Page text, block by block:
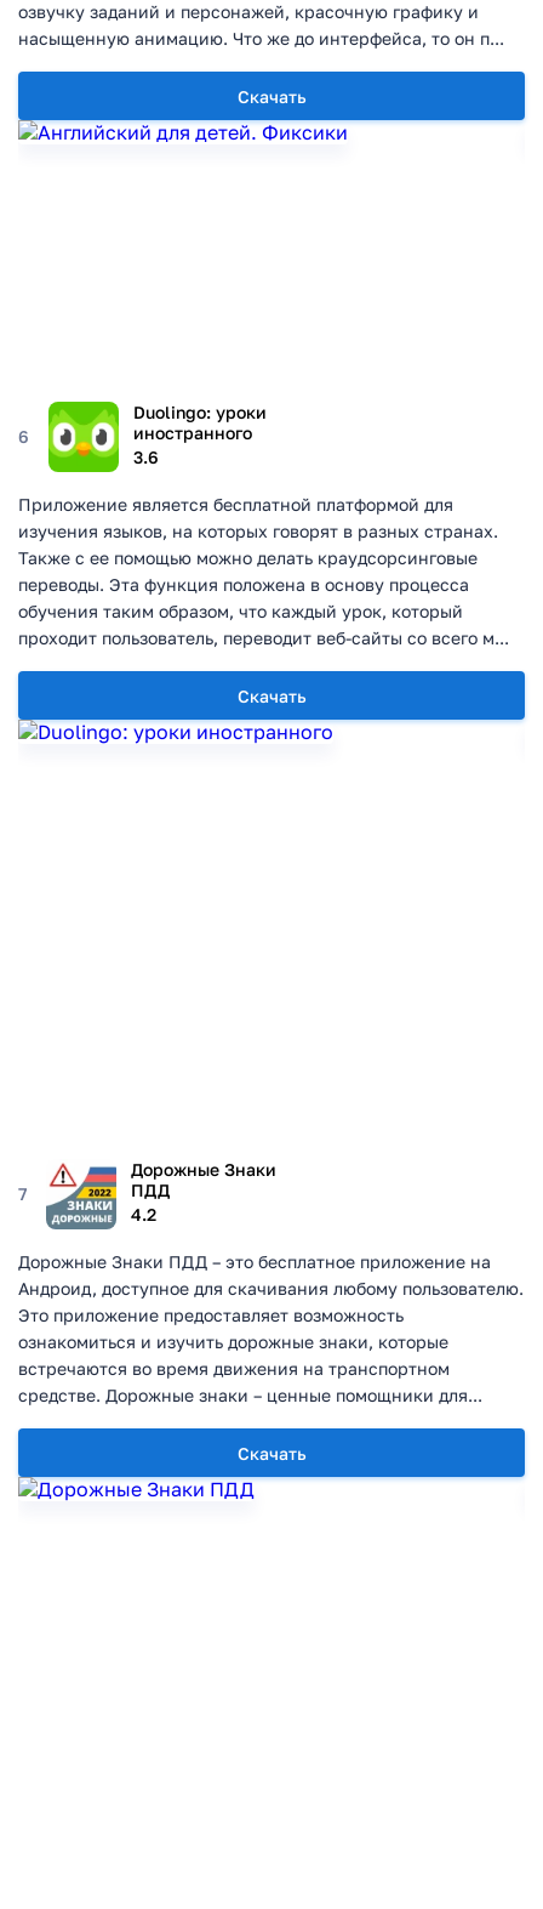
Скачать
озвучку заданий и персонажей, красочную графику и
насыщенную анимацию. Что же до интерфейса, то он п...
6
Duolingo: уроки
иностранного
3.6
Скачать
Приложение является бесплатной платформой для
изучения языков, на которых говорят в разных странах.
Также с ее помощью можно делать краудсорсинговые
переводы. Эта функция положена в основу процесса
обучения таким образом, что каждый урок, который
проходит пользователь, переводит веб-сайты со всего м...
7
Дорожные Знаки
ПДД
4.2
Скачать
Дорожные Знаки ПДД – это бесплатное приложение на
Андроид, доступное для скачивания любому пользователю.
Это приложение предоставляет возможность
ознакомиться и изучить дорожные знаки, которые
встречаются во время движения на транспортном
средстве. Дорожные знаки – ценные помощники для...